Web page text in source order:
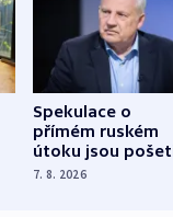
Spekulace o
přímém ruském
útoku jsou
míní estonský
7. 8. 2026